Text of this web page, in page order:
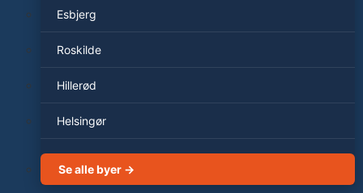
Esbjerg
Roskilde
Hillerød
Helsingør
Se alle byer →